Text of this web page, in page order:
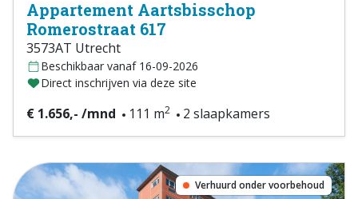
Appartement Aartsbisschop
Romerostraat 617
3573AT Utrecht
Beschikbaar vanaf 16-09-2026
Direct inschrijven via deze site
€ 1.656,- /mnd 111 m2 2 slaapkamers
Verhuurd onder voorbehoud